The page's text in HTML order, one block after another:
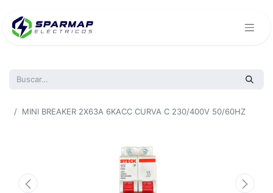
MINI BREAKER 2X63A 6KACC CURVA C 230/400V 50/60HZ